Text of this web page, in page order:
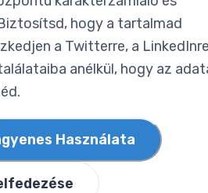
hogy a tartalmad
a Twitterre, a
anélkül, hogy az
Használata